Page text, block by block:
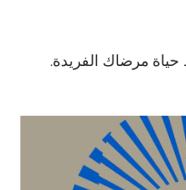
مرضاك الفريدة.